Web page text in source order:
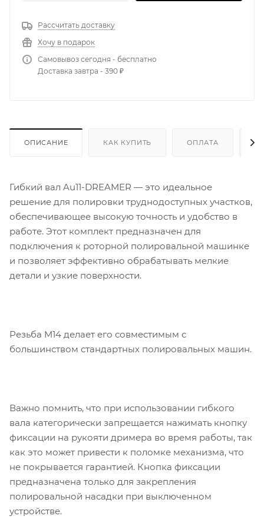
Рассчитать доставку
Хочу в подарок
Самовывоз сегодня - бесплатно
Доставка завтра - 390 ₽
ОПИСАНИЕ КАК КУПИТЬ ОПЛАТА
Гибкий вал Au11-DREAMER — это идеальное
решение для полировки труднодоступных участков,
обеспечивающее высокую точность и удобство в
работе. Этот комплект предназначен для
подключения к роторной полировальной машинке
и позволяет эффективно обрабатывать мелкие
детали и узкие поверхности.
Резьба M14 делает его совместимым с
большинством стандартных полировальных машин.
Важно помнить, что при использовании гибкого
вала категорически запрещается нажимать кнопку
фиксации на рукояти дримера во время работы, так
как это может привести к поломке механизма, что
не покрывается гарантией. Кнопка фиксации
предназначена только для закрепления
полировальной насадки при выключенном
устройстве.